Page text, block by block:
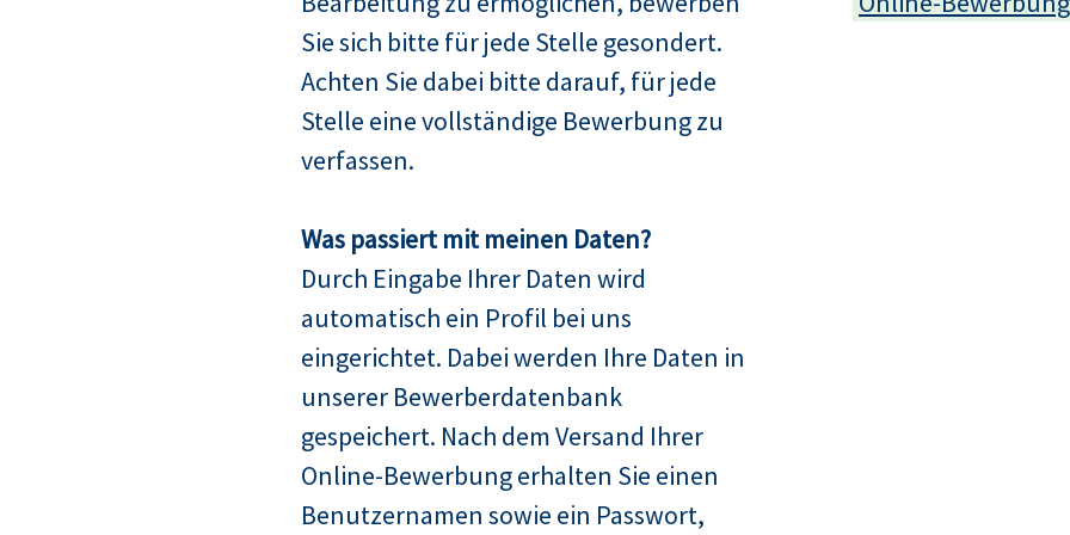
Sie sich bitte für jede Stelle gesondert.
Achten Sie dabei bitte darauf, für jede
Stelle eine vollständige Bewerbung zu
verfassen.
Was passiert mit meinen Daten?
Durch Eingabe Ihrer Daten wird
automatisch ein Profil bei uns
eingerichtet. Dabei werden Ihre Daten in
unserer Bewerberdatenbank
gespeichert. Nach dem Versand Ihrer
Online-Bewerbung erhalten Sie einen
Benutzernamen sowie ein Passwort,